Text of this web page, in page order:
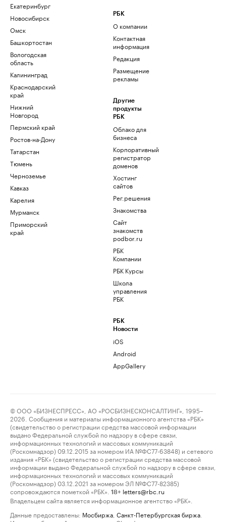
Екатеринбург
Новосибирск
Омск
Башкортостан
Вологодская
область
Калининград
Краснодарский
край
Нижний
Новгород
Пермский край
Ростов-на-Дону
Татарстан
Тюмень
Черноземье
Кавказ
Карелия
Мурманск
Приморский
край
РБК
О компании
Контактная
информация
Редакция
Размещение
рекламы
Другие
продукты
РБК
Облако для
бизнеса
Корпоративный
регистратор
доменов
Хостинг
сайтов
Рег.решения
Знакомства
Сайт
знакомств
podbor.ru
РБК
Компании
РБК Курсы
Школа
управления
РБК
РБК
Новости
iOS
Android
AppGallery
© ООО «БИЗНЕСПРЕСС», АО «РОСБИЗНЕСКОНСАЛТИНГ», 1995–
2026. Сообщения и материалы информационного агентства «РБК»
(свидетельство о регистрации средства массовой информации
выдано Федеральной службой по надзору в сфере связи,
информационных технологий и массовых коммуникаций
(Роскомнадзор) 09.12.2015 за номером ИА №ФС77-63848) и сетевого
издания «РБК» (свидетельство о регистрации средства массовой
информации выдано Федеральной службой по надзору в сфере связи,
информационных технологий и массовых коммуникаций
(Роскомнадзор) 03.12.2021 за номером ЭЛ №ФС77-82385)
сопровождаются пометкой «РБК».
18+ letters@rbc.ru
Владельцем сайта является информационное агентство «РБК».
Данные предоставлены: Мосбиржа Санкт-Петербургская биржа